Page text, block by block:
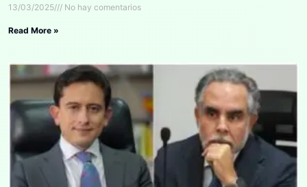
13/03/2025 No hay comentarios
Read More »